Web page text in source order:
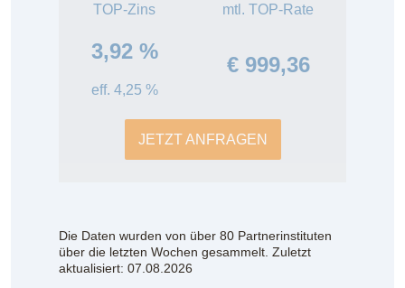
TOP-Zins
3,92 %
eff. 4,25 %
mtl. TOP-Rate
€ 999,36
JETZT ANFRAGEN
Die Daten wurden von über 80 Partnerinstituten
über die letzten Wochen gesammelt. Zuletzt
aktualisiert: 07.08.2026